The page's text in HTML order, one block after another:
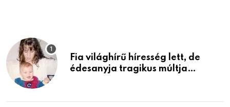
Fia világhírű híresség lett, de
édesanyja tragikus múltja